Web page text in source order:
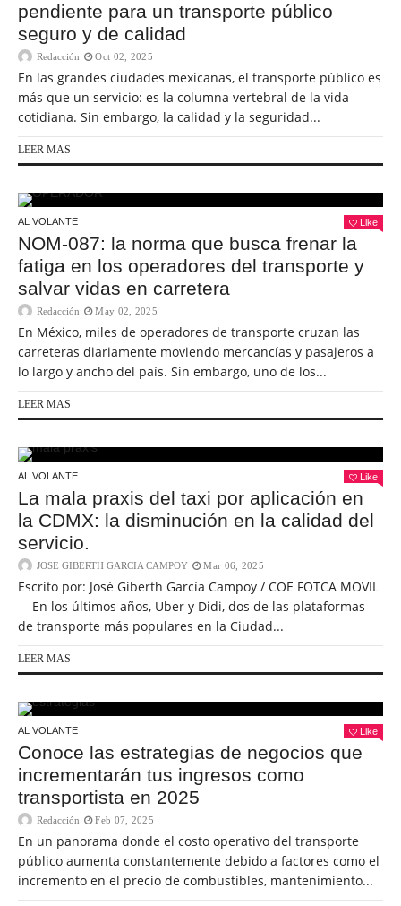
pendiente para un transporte público
seguro y de calidad
Redacción Oct 02, 2025
En las grandes ciudades mexicanas, el transporte público es
más que un servicio: es la columna vertebral de la vida
cotidiana. Sin embargo, la calidad y la seguridad...
LEER MAS
AL VOLANTE Like
NOM-087: la norma que busca frenar la
fatiga en los operadores del transporte y
salvar vidas en carretera
Redacción May 02, 2025
En México, miles de operadores de transporte cruzan las
carreteras diariamente moviendo mercancías y pasajeros a
lo largo y ancho del país. Sin embargo, uno de los...
LEER MAS
AL VOLANTE Like
La mala praxis del taxi por aplicación en
la CDMX: la disminución en la calidad del
servicio.
JOSE GIBERTH GARCIA CAMPOY Mar 06, 2025
Escrito por: José Giberth García Campoy / COE FOTCA MOVIL
En los últimos años, Uber y Didi, dos de las plataformas
de transporte más populares en la Ciudad...
LEER MAS
AL VOLANTE Like
Conoce las estrategias de negocios que
incrementarán tus ingresos como
transportista en 2025
Redacción Feb 07, 2025
En un panorama donde el costo operativo del transporte
público aumenta constantemente debido a factores como el
incremento en el precio de combustibles, mantenimiento...